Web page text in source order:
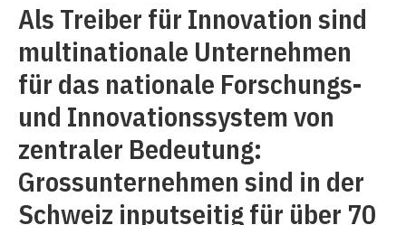
Als Treiber für Innovation sind
multinationale Unternehmen
für das nationale Forschungs-
und Innovationssystem von
zentraler Bedeutung:
Grossunternehmen sind in der
Schweiz inputseitig für über 70